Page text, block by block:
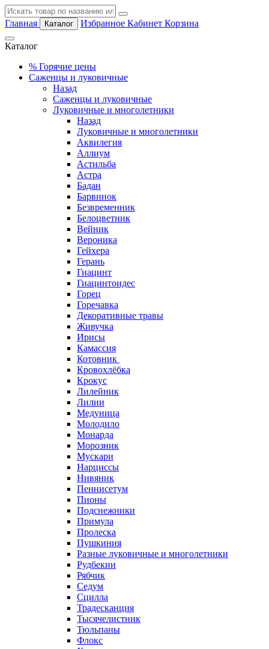
Главная Каталог Избранное Кабинет Корзина
Каталог
% Горячие цены
Саженцы и луковичные
Назад
Саженцы и луковичные
Луковичные и многолетники
Назад
Луковичные и многолетники
Аквилегия
Аллиум
Астильба
Астра
Бадан
Барвинок
Безвременник
Белоцветник
Вейник
Вероника
Гейхера
Герань
Гиацинт
Гиацинтоидес
Горец
Горечавка
Декоративные травы
Живучка
Ирисы
Камассия
Котовник
Кровохлёбка
Крокус
Лилейник
Лилии
Медуница
Молодило
Монарда
Морозник
Мускари
Нарциссы
Нивяник
Пеннисетум
Пионы
Подснежники
Примула
Пролеска
Пушкиния
Разные луковичные и многолетники
Рудбекии
Рябчик
Седум
Сцилла
Традесканция
Тысячелистник
Тюльпаны
Флокс